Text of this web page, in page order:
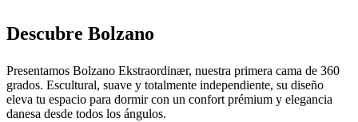
al
clienteContacto EntregaCuidado
productoInstrucciones
de
montaje Garantía LegalServicio
de
Descubre Bolzano
Presentamos Bolzano Ekstraordinær, nuestra primera cama de 360
grados. Escultural, suave y totalmente independiente, su diseño
eleva tu espacio para dormir con un confort prémium y elegancia
danesa desde todos los ángulos.